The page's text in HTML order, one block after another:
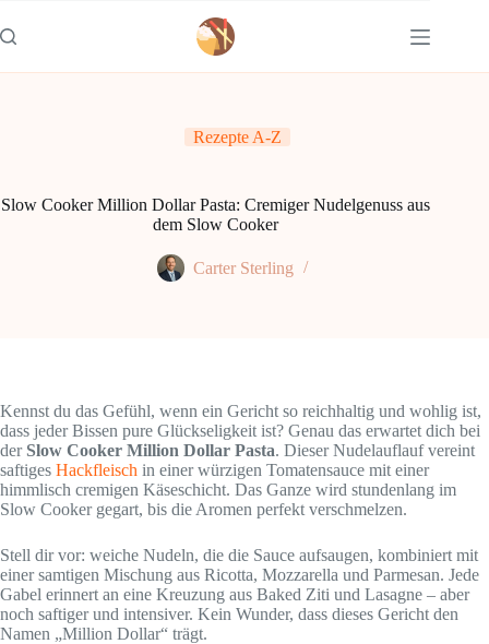
Inhalt
springen
Rezepte A-Z
Slow Cooker Million Dollar Pasta: Cremiger Nudelgenuss aus
dem Slow Cooker
Carter Sterling
Kennst du das Gefühl, wenn ein Gericht so reichhaltig und wohlig ist,
dass jeder Bissen pure Glückseligkeit ist? Genau das erwartet dich bei
der Slow Cooker Million Dollar Pasta. Dieser Nudelauflauf vereint
saftiges Hackfleisch in einer würzigen Tomatensauce mit einer
himmlisch cremigen Käseschicht. Das Ganze wird stundenlang im
Slow Cooker gegart, bis die Aromen perfekt verschmelzen.
Stell dir vor: weiche Nudeln, die die Sauce aufsaugen, kombiniert mit
einer samtigen Mischung aus Ricotta, Mozzarella und Parmesan. Jede
Gabel erinnert an eine Kreuzung aus Baked Ziti und Lasagne – aber
noch saftiger und intensiver. Kein Wunder, dass dieses Gericht den
Namen „Million Dollar“ trägt.